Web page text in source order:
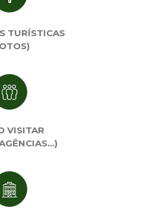
TURÍSTICAS
VISITAR